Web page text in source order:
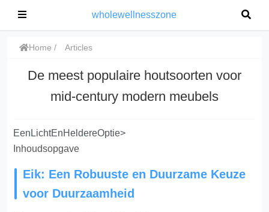
wholewellnesszone
Home Articles
De meest populaire houtsoorten voor
mid-century modern meubels
EenLichtEnHeldereOptie>
Inhoudsopgave
Eik: Een Robuuste en Duurzame Keuze
voor Duurzaamheid